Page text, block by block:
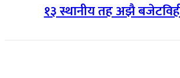
१३ स्थानीय तह अझै